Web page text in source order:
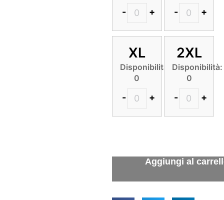
- + - +
XL
Disponibilità:
0
- +
2XL
Disponibilità:
0
- +